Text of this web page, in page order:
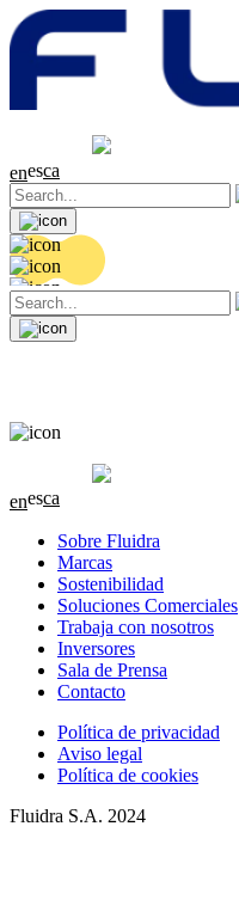
0.06 (+0.3%)
enesca
0.06 (+0.3%)
enesca
Sobre Fluidra
Marcas
Sostenibilidad
Soluciones Comerciales
Trabaja con nosotros
Inversores
Sala de Prensa
Contacto
Política de privacidad
Aviso legal
Política de cookies
Fluidra S.A. 2024